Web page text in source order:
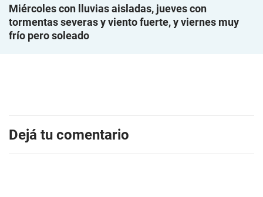
Miércoles con lluvias aisladas, jueves con
tormentas severas y viento fuerte, y viernes muy
frío pero soleado
Dejá tu comentario